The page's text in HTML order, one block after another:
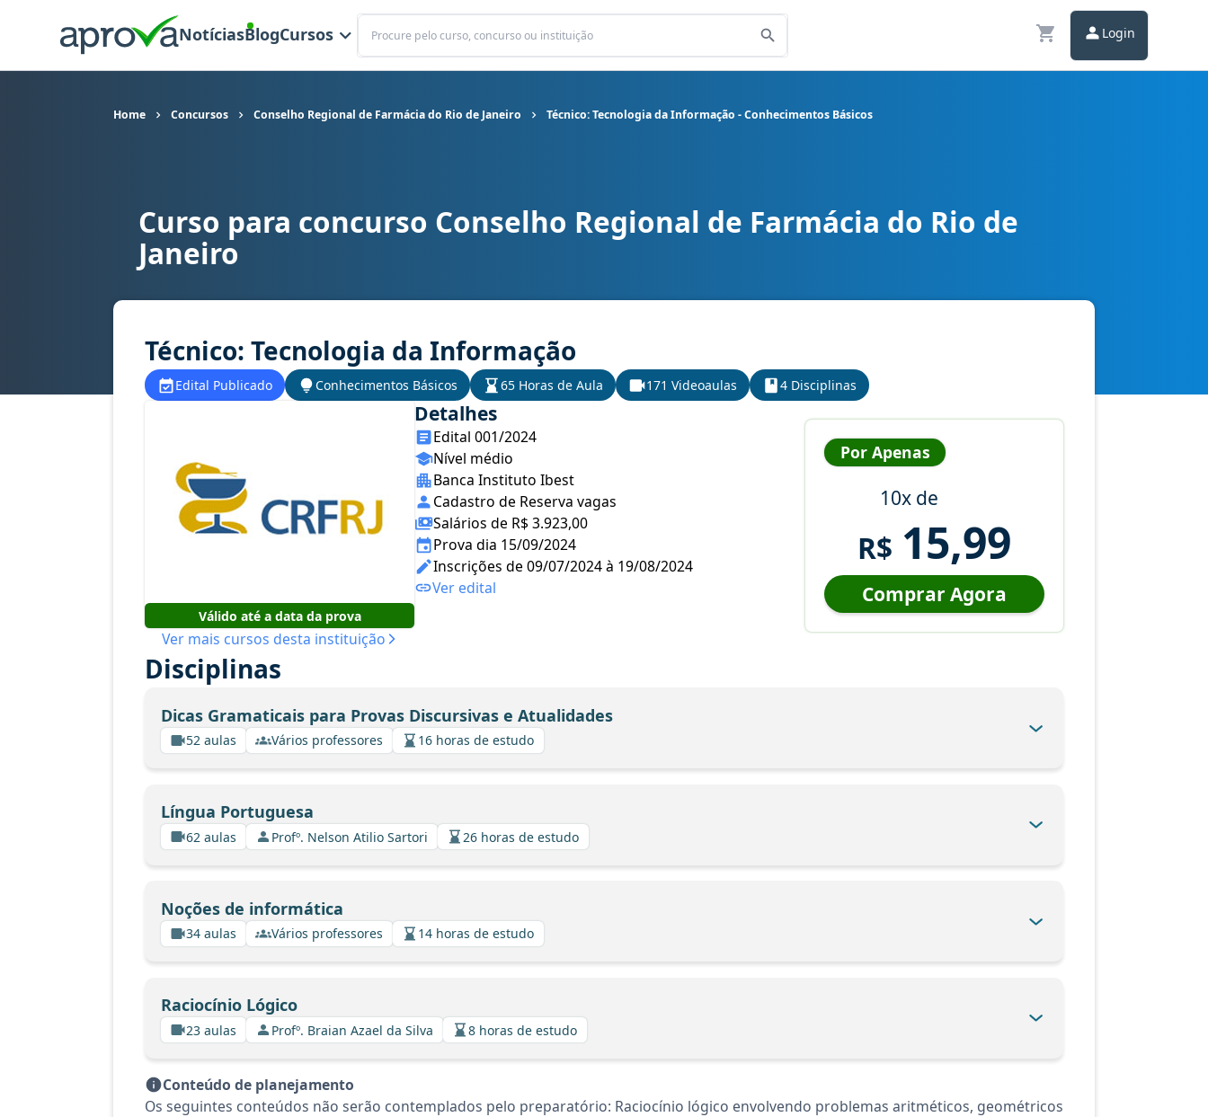
NotíciasBlogCursos
Buscar
Login
Home Concursos Conselho Regional de Farmácia do Rio de Janeiro Técnico: Tecnologia da Informação - Conhecimentos Básicos
Curso para concurso CRF RJ - Conselho Regional de Farmácia do Rio de Janeiro cargo Técnico: Tecnologia da Informação - Conhecimentos Básicos
Curso para concurso Conselho Regional de Farmácia do Rio de
Janeiro
Técnico: Tecnologia da Informação
Edital Publicado Conhecimentos Básicos 65 Horas de Aula 171 Videoaulas 4 Disciplinas
Válido até a data da prova
Ver mais cursos desta instituição
Detalhes
Edital 001/2024
Nível médio
Banca Instituto Ibest
Cadastro de Reserva vagas
Salários de R$ 3.923,00
Prova dia 15/09/2024
Inscrições de 09/07/2024 à 19/08/2024
Ver edital
Por Apenas
10x de
R$ 15,99
Comprar Agora
Disciplinas
Dicas Gramaticais para Provas Discursivas e Atualidades
52 aulas Vários professores 16 horas de estudo
Língua Portuguesa
62 aulas Profº. Nelson Atilio Sartori 26 horas de estudo
Noções de informática
34 aulas Vários professores 14 horas de estudo
Raciocínio Lógico
23 aulas Profº. Braian Azael da Silva 8 horas de estudo
Conteúdo de planejamento
Os seguintes conteúdos não serão contemplados pelo preparatório: Raciocínio lógico envolvendo problemas aritméticos, geométricos